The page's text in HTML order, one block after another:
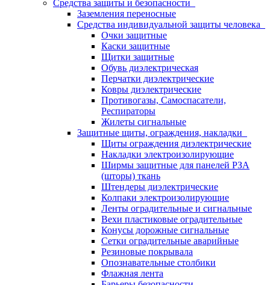
Средства защиты и безопасности
Заземления переносные
Средства индивидуальной защиты человека
Очки защитные
Каски защитные
Щитки защитные
Обувь диэлектрическая
Перчатки диэлектрические
Ковры диэлектрические
Противогазы, Самоспасатели,
Респираторы
Жилеты сигнальные
Защитные щиты, ограждения, накладки
Щиты ограждения диэлектрические
Накладки электроизолирующие
Ширмы защитные для панелей РЗА
(шторы) ткань
Штендеры диэлектрические
Колпаки электроизолирующие
Ленты оградительные и сигнальные
Вехи пластиковые оградительные
Конусы дорожные сигнальные
Сетки оградительные аварийные
Резиновые покрывала
Опознавательные столбики
Флажная лента